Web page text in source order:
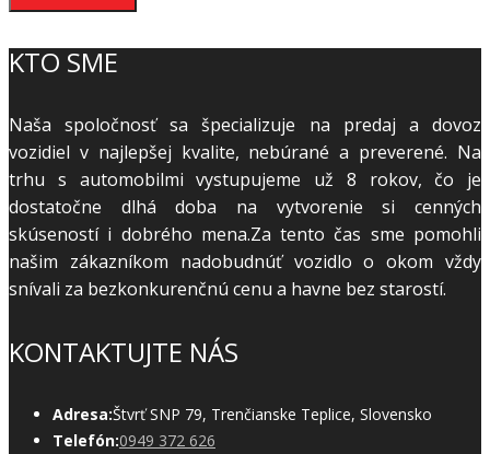
KTO SME
Naša spoločnosť sa špecializuje na predaj a dovoz
vozidiel v najlepšej kvalite, nebúrané a preverené. Na
trhu s automobilmi vystupujeme už 8 rokov, čo je
dostatočne dlhá doba na vytvorenie si cenných
skúseností i dobrého mena.Za tento čas sme pomohli
našim zákazníkom nadobudnúť vozidlo o okom vždy
snívali za bezkonkurenčnú cenu a havne bez starostí.
KONTAKTUJTE NÁS
Adresa:Štvrť SNP 79, Trenčianske Teplice, Slovensko
Telefón:0949 372 626